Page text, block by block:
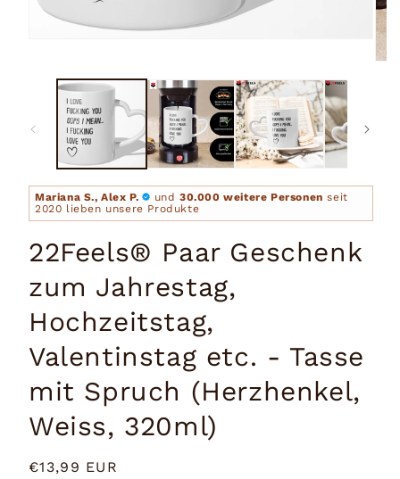
Modal
Mariana S., Alex P. und 30.000 weitere Personen seit
2020 lieben unsere Produkte
22Feels® Paar Geschenk
zum Jahrestag,
Hochzeitstag,
Valentinstag etc. - Tasse
mit Spruch (Herzhenkel,
Weiss, 320ml)
Normaler
€13,99 EUR